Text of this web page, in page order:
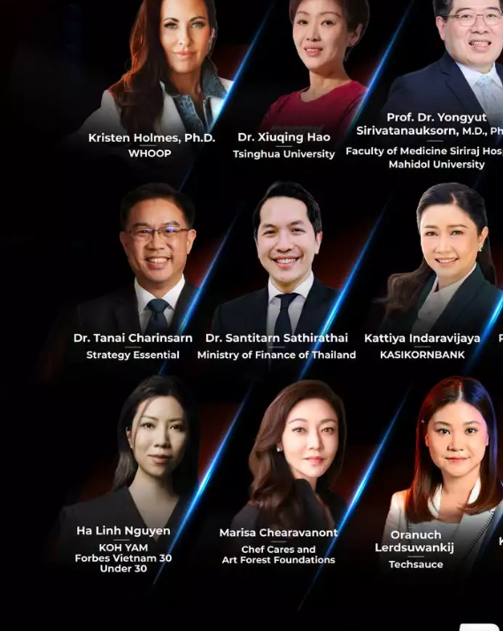
0
0
เกือบ 90% ใช้เพื่อเรื่องส่วนตัว
และคนอายุ 18–21 ปี ก็มีจำนวนไ
ทำไมอาชีพนี้ถึงเริ่มสำคัญขึ้นเรื่อย
ประเด็นสำคัญคือ เอไอถูกออกแบบ
บางครั้งมันอาจทำให้คนเริ่มคาดหวั
สัมพันธ์ไม่ได้ราบรื่นหรือตอบสนองเ
Amelia Miller ยกตัวอย่างเคสหนึ่ง
ChatGPT เกี่ยวกับปัญหาความสัม
ยิ่งเชื่อว่าตัวเองถูกต้อง และทำให้ก
แนวทางการทำงานของเธอจึงไม่ไ
ถูกออกแบบมาอย่างไร และกำลังส่
แนวคิดนี้ว่า ‘Artificial Intimacy
อีกส่วนหนึ่งคือการให้ผู้ใช้งานตั้ง ‘ก
เข้ามากระทบความสัมพันธ์กับคนจริ
การฝึกทักษะการสื่อสารกับคนจริ
แม้หลายบริษัท AI อย่าง OpenAI,
เตือนให้พักการใช้งาน หรือพัฒนา
จำนวนมากก็ยังมองว่า สังคมกำลัง